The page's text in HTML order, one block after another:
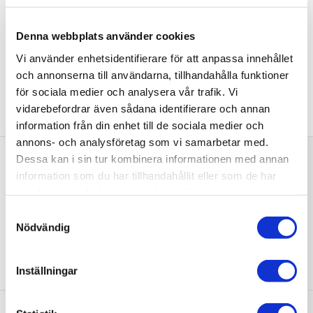
Denna webbplats använder cookies
Vi använder enhetsidentifierare för att anpassa innehållet
och annonserna till användarna, tillhandahålla funktioner
för sociala medier och analysera vår trafik. Vi
vidarebefordrar även sådana identifierare och annan
information från din enhet till de sociala medier och
annons- och analysföretag som vi samarbetar med.
Dessa kan i sin tur kombinera informationen med annan
information som du har tillhandahållit eller som de har
Nödvändig
Inställningar
JUST NU!
Tillbehör
Nordhem Frontpanel till
Marholmen
fr.2 168 kr /st JUST NU!
Nordhem LED-belysning med